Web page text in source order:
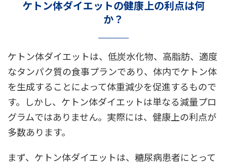
ケトン体ダイエットの健康上の利点は何
か？
ケトン体ダイエットは、低炭水化物、高脂肪、適度
なタンパク質の食事プランであり、体内でケトン体
を生成することによって体重減少を促進するもので
す。しかし、ケトン体ダイエットは単なる減量プロ
グラムではありません。実際には、健康上の利点が
多数あります。
まず、ケトン体ダイエットは、糖尿病患者にとって